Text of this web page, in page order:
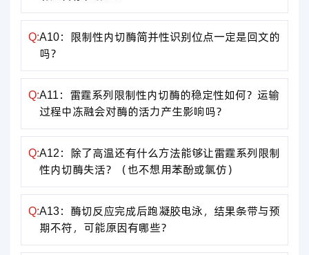
Q:A10：限制性内切酶简并性识别位点一定是回文的
吗？
Q:A11：雷霆系列限制性内切酶的稳定性如何？运输
过程中冻融会对酶的活力产生影响吗？
Q:A12：除了高温还有什么方法能够让雷霆系列限制
性内切酶失活？（也不想用苯酚或氯仿）
Q:A13：酶切反应完成后跑凝胶电泳，结果条带与预
期不符，可能原因有哪些？